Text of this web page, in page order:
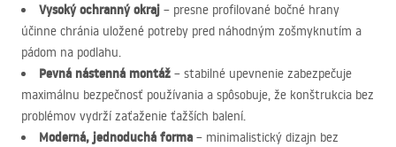
Vysoký ochranný okraj – presne profilované bočné hrany
účinne chránia uložené potreby pred náhodným zošmyknutím a
pádom na podlahu.
Pevná nástenná montáž – stabilné upevnenie zabezpečuje
maximálnu bezpečnosť používania a spôsobuje, že konštrukcia bez
problémov vydrží zaťaženie ťažších balení.
Moderná, jednoduchá forma – minimalistický dizajn bez